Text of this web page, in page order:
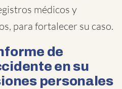
médicos y
para fortalecer su caso.
de
en su
personales